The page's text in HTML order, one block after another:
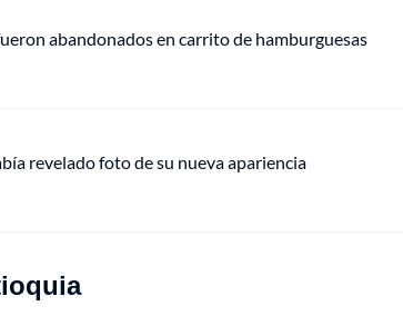
abandonados en carrito de hamburguesas
revelado foto de su nueva apariencia